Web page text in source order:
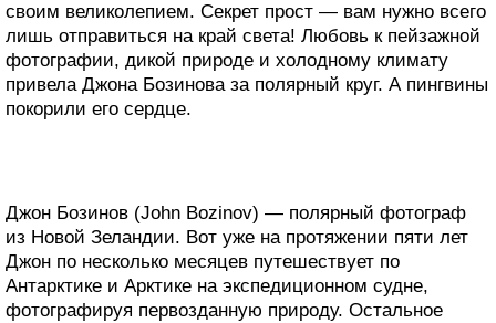
своим великолепием. Секрет прост — вам нужно всего
лишь отправиться на край света! Любовь к пейзажной
фотографии, дикой природе и холодному климату
привела Джона Бозинова за полярный круг. А пингвины
покорили его сердце.
Джон Бозинов (John Bozinov) — полярный фотограф
из Новой Зеландии. Вот уже на протяжении пяти лет
Джон по несколько месяцев путешествует по
Антарктике и Арктике на экспедиционном судне,
фотографируя первозданную природу. Остальное